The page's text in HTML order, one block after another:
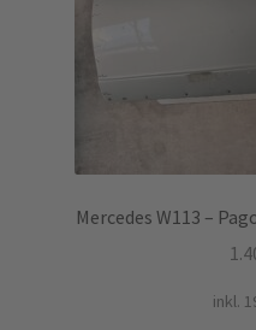
Mercedes W113 –
inkl.